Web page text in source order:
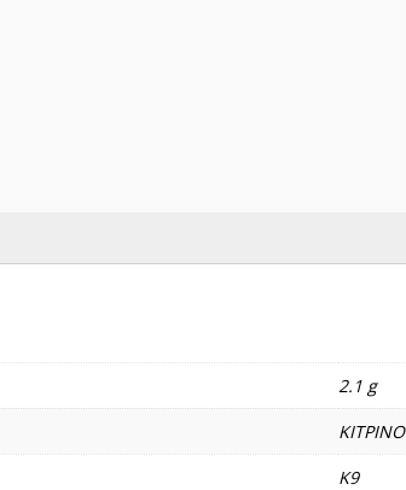
2.1 g
ΚΙΤΡΙΝΟ
Κ9